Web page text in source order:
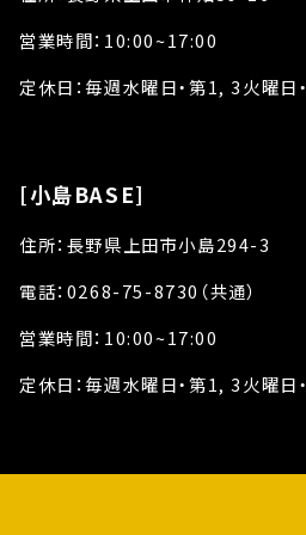
営業時間：10:00~17:00
定休日：毎週水曜日・第1, 3火曜日
[小島BASE]
住所：長野県上田市小島294-3
電話：0268-75-8730（共通）
営業時間：10:00~17:00
定休日：毎週水曜日・第1, 3火曜日